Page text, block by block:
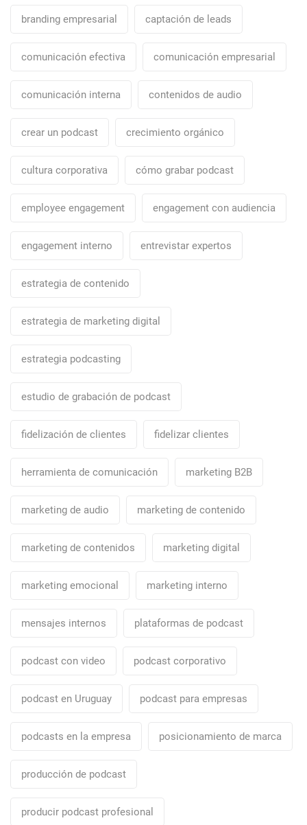
branding empresarial captación de leads
comunicación efectiva comunicación empresarial
comunicación interna contenidos de audio
crear un podcast crecimiento orgánico
cultura corporativa cómo grabar podcast
employee engagement engagement con audiencia
engagement interno entrevistar expertos
estrategia de contenido
estrategia de marketing digital
estrategia podcasting
estudio de grabación de podcast
fidelización de clientes fidelizar clientes
herramienta de comunicación marketing B2B
marketing de audio marketing de contenido
marketing de contenidos marketing digital
marketing emocional marketing interno
mensajes internos plataformas de podcast
podcast con video podcast corporativo
podcast en Uruguay podcast para empresas
podcasts en la empresa posicionamiento de marca
producción de podcast
producir podcast profesional